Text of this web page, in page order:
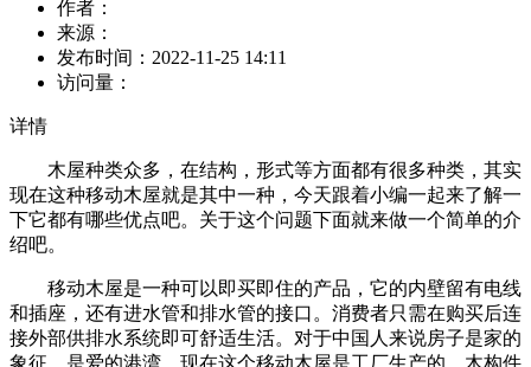
作者：
来源：
发布时间： 2022-11-25 14:11
访问量：
详情
木屋种类众多，在结构，形式等方面都有很多种类，其实
现在这种移动木屋就是其中一种，今天跟着小编一起来了解一
下它都有哪些优点吧。关于这个问题下面就来做一个简单的介
绍吧。
移动木屋是一种可以即买即住的产品，它的内壁留有电线
和插座，还有进水管和排水管的接口。消费者只需在购买后连
接外部供排水系统即可舒适生活。对于中国人来说房子是家的
象征，是爱的港湾。现在这个移动木屋是工厂生产的，木构件